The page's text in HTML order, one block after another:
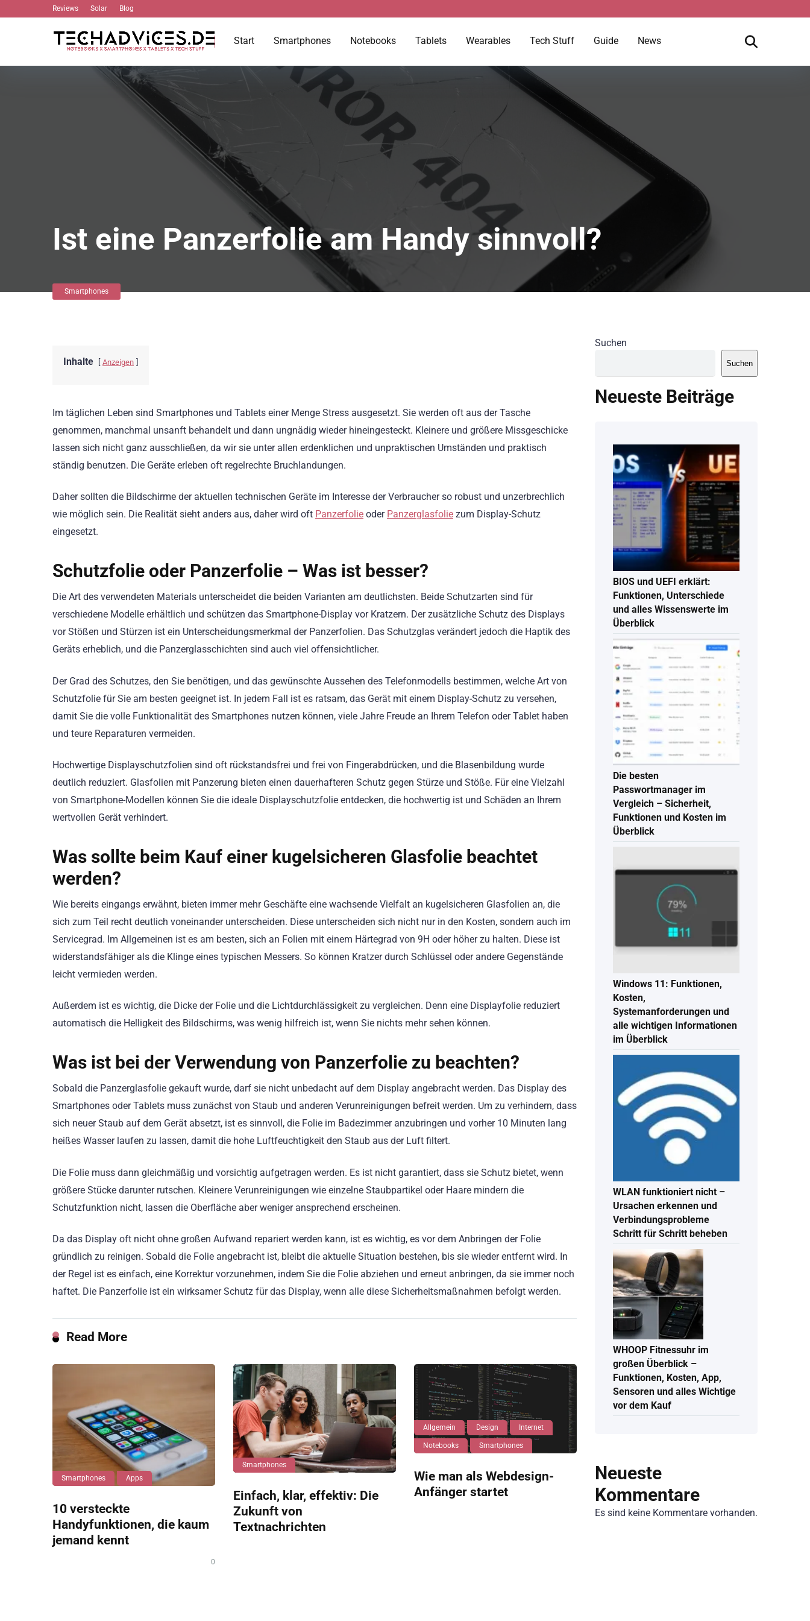
Reviews Solar Blog
Start Smartphones Notebooks Tablets Wearables Tech Stuff Guide News
Ist eine Panzerfolie am Handy sinnvoll?
Smartphones
Inhalte Anzeigen
Im täglichen Leben sind Smartphones und Tablets einer Menge Stress ausgesetzt. Sie werden oft aus der Tasche
genommen, manchmal unsanft behandelt und dann ungnädig wieder hineingesteckt. Kleinere und größere Missgeschicke
lassen sich nicht ganz ausschließen, da wir sie unter allen erdenklichen und unpraktischen Umständen und praktisch
ständig benutzen. Die Geräte erleben oft regelrechte Bruchlandungen.
Daher sollten die Bildschirme der aktuellen technischen Geräte im Interesse der Verbraucher so robust und unzerbrechlich
wie möglich sein. Die Realität sieht anders aus, daher wird oft Panzerfolie oder Panzerglasfolie zum Display-Schutz
eingesetzt.
Schutzfolie oder Panzerfolie – Was ist besser?
Die Art des verwendeten Materials unterscheidet die beiden Varianten am deutlichsten. Beide Schutzarten sind für
verschiedene Modelle erhältlich und schützen das Smartphone-Display vor Kratzern. Der zusätzliche Schutz des Displays
vor Stößen und Stürzen ist ein Unterscheidungsmerkmal der Panzerfolien. Das Schutzglas verändert jedoch die Haptik des
Geräts erheblich, und die Panzerglasschichten sind auch viel offensichtlicher.
Der Grad des Schutzes, den Sie benötigen, und das gewünschte Aussehen des Telefonmodells bestimmen, welche Art von
Schutzfolie für Sie am besten geeignet ist. In jedem Fall ist es ratsam, das Gerät mit einem Display-Schutz zu versehen,
damit Sie die volle Funktionalität des Smartphones nutzen können, viele Jahre Freude an Ihrem Telefon oder Tablet haben
und teure Reparaturen vermeiden.
Hochwertige Displayschutzfolien sind oft rückstandsfrei und frei von Fingerabdrücken, und die Blasenbildung wurde
deutlich reduziert. Glasfolien mit Panzerung bieten einen dauerhafteren Schutz gegen Stürze und Stöße. Für eine Vielzahl
von Smartphone-Modellen können Sie die ideale Displayschutzfolie entdecken, die hochwertig ist und Schäden an Ihrem
wertvollen Gerät verhindert.
Was sollte beim Kauf einer kugelsicheren Glasfolie beachtet
werden?
Wie bereits eingangs erwähnt, bieten immer mehr Geschäfte eine wachsende Vielfalt an kugelsicheren Glasfolien an, die
sich zum Teil recht deutlich voneinander unterscheiden. Diese unterscheiden sich nicht nur in den Kosten, sondern auch im
Servicegrad. Im Allgemeinen ist es am besten, sich an Folien mit einem Härtegrad von 9H oder höher zu halten. Diese ist
widerstandsfähiger als die Klinge eines typischen Messers. So können Kratzer durch Schlüssel oder andere Gegenstände
leicht vermieden werden.
Außerdem ist es wichtig, die Dicke der Folie und die Lichtdurchlässigkeit zu vergleichen. Denn eine Displayfolie reduziert
automatisch die Helligkeit des Bildschirms, was wenig hilfreich ist, wenn Sie nichts mehr sehen können.
Was ist bei der Verwendung von Panzerfolie zu beachten?
Sobald die Panzerglasfolie gekauft wurde, darf sie nicht unbedacht auf dem Display angebracht werden. Das Display des
Smartphones oder Tablets muss zunächst von Staub und anderen Verunreinigungen befreit werden. Um zu verhindern, dass
sich neuer Staub auf dem Gerät absetzt, ist es sinnvoll, die Folie im Badezimmer anzubringen und vorher 10 Minuten lang
heißes Wasser laufen zu lassen, damit die hohe Luftfeuchtigkeit den Staub aus der Luft filtert.
Die Folie muss dann gleichmäßig und vorsichtig aufgetragen werden. Es ist nicht garantiert, dass sie Schutz bietet, wenn
größere Stücke darunter rutschen. Kleinere Verunreinigungen wie einzelne Staubpartikel oder Haare mindern die
Schutzfunktion nicht, lassen die Oberfläche aber weniger ansprechend erscheinen.
Da das Display oft nicht ohne großen Aufwand repariert werden kann, ist es wichtig, es vor dem Anbringen der Folie
gründlich zu reinigen. Sobald die Folie angebracht ist, bleibt die aktuelle Situation bestehen, bis sie wieder entfernt wird. In
der Regel ist es einfach, eine Korrektur vorzunehmen, indem Sie die Folie abziehen und erneut anbringen, da sie immer noch
haftet. Die Panzerfolie ist ein wirksamer Schutz für das Display, wenn alle diese Sicherheitsmaßnahmen befolgt werden.
Read More
Smartphones Apps
10 versteckte
Handyfunktionen, die kaum
jemand kennt
0
Smartphones
Einfach, klar, effektiv: Die
Zukunft von
Textnachrichten
Allgemein Design Internet
Notebooks Smartphones
Wie man als Webdesign-
Anfänger startet
Suchen
Suchen
Neueste Beiträge
BIOS und UEFI erklärt:
Funktionen, Unterschiede
und alles Wissenswerte im
Überblick
Die besten
Passwortmanager im
Vergleich – Sicherheit,
Funktionen und Kosten im
Überblick
Windows 11: Funktionen,
Kosten,
Systemanforderungen und
alle wichtigen Informationen
im Überblick
WLAN funktioniert nicht –
Ursachen erkennen und
Verbindungsprobleme
Schritt für Schritt beheben
WHOOP Fitnessuhr im
großen Überblick –
Funktionen, Kosten, App,
Sensoren und alles Wichtige
vor dem Kauf
Neueste
Kommentare
Es sind keine Kommentare vorhanden.